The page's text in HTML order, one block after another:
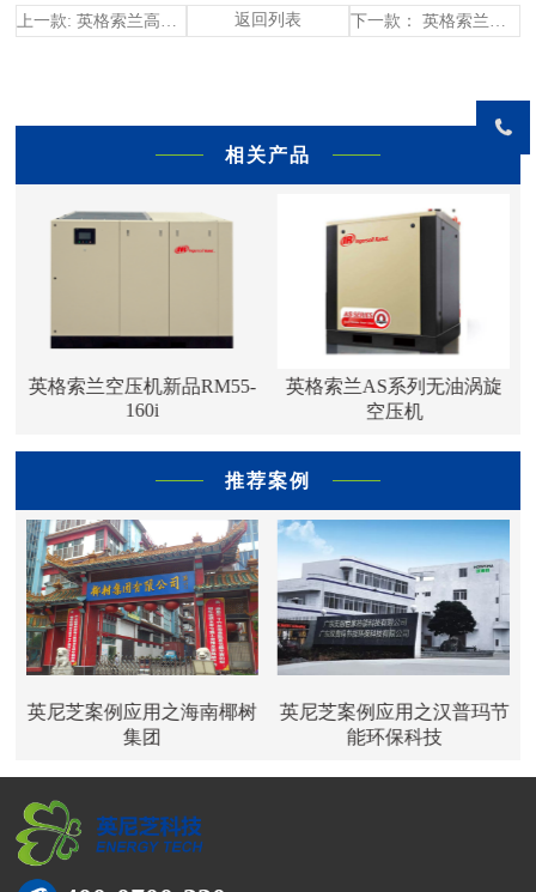
返回列表
相关产品
英格索兰空压机新品RM55-
160i
英格索兰AS系列无油涡旋
空压机
推荐案例
英尼芝案例应用之海南椰树
集团
英尼芝案例应用之汉普玛节
能环保科技